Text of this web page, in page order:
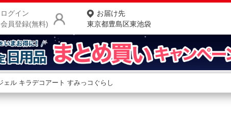
ログイン
会員登録(無料)
お届け先
東京都豊島区東池袋
商品をさがす